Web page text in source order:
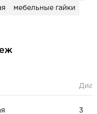
мебельные гайки
3